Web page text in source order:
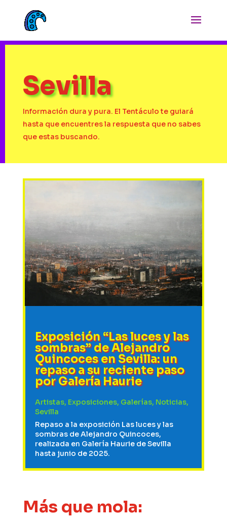
Sevilla
Información dura y pura. El Tentáculo te guiará
hasta que encuentres la respuesta que no sabes
que estas buscando.
Exposición “Las luces y las
sombras” de Alejandro
Quincoces en Sevilla: un
repaso a su reciente paso
por Galería Haurie
Artistas, Exposiciones, Galerías, Noticias,
Sevilla
Repaso a la exposición Las luces y las
sombras de Alejandro Quincoces,
realizada en Galería Haurie de Sevilla
hasta junio de 2025.
Más que mola: